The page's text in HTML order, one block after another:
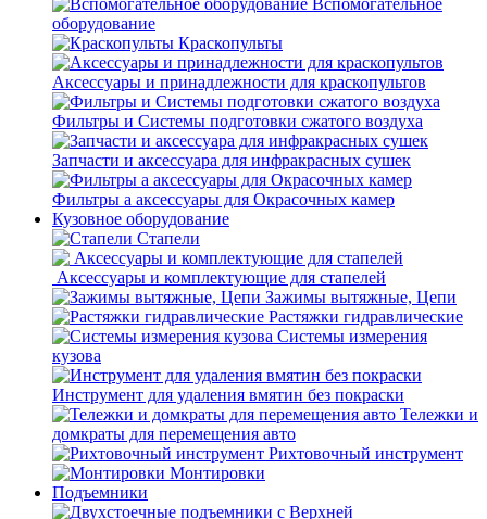
Вспомогательное
оборудование
Краскопульты
Аксессуары и принадлежности для краскопультов
Фильтры и Системы подготовки сжатого воздуха
Запчасти и аксессуара для инфракрасных сушек
Фильтры а аксессуары для Окрасочных камер
Кузовное оборудование
Стапели
Аксессуары и комплектующие для стапелей
Зажимы вытяжные, Цепи
Растяжки гидравлические
Системы измерения
кузова
Инструмент для удаления вмятин без покраски
Тележки и
домкраты для перемещения авто
Рихтовочный инструмент
Монтировки
Подъемники